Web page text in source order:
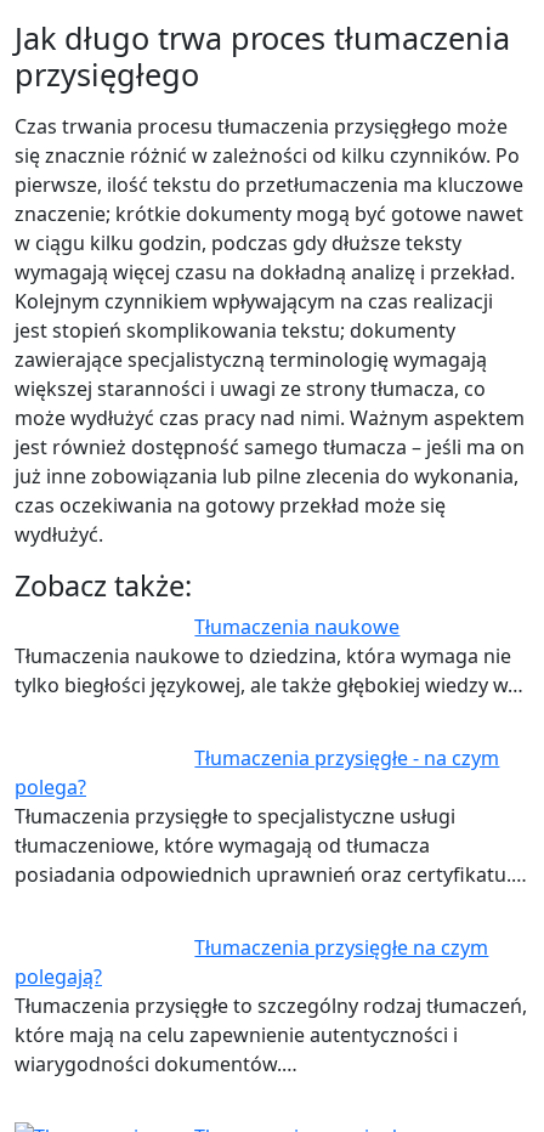
Jak długo trwa proces tłumaczenia
przysięgłego
Czas trwania procesu tłumaczenia przysięgłego może
się znacznie różnić w zależności od kilku czynników. Po
pierwsze, ilość tekstu do przetłumaczenia ma kluczowe
znaczenie; krótkie dokumenty mogą być gotowe nawet
w ciągu kilku godzin, podczas gdy dłuższe teksty
wymagają więcej czasu na dokładną analizę i przekład.
Kolejnym czynnikiem wpływającym na czas realizacji
jest stopień skomplikowania tekstu; dokumenty
zawierające specjalistyczną terminologię wymagają
większej staranności i uwagi ze strony tłumacza, co
może wydłużyć czas pracy nad nimi. Ważnym aspektem
jest również dostępność samego tłumacza – jeśli ma on
już inne zobowiązania lub pilne zlecenia do wykonania,
czas oczekiwania na gotowy przekład może się
wydłużyć.
Zobacz także:
Tłumaczenia naukowe
Tłumaczenia naukowe to dziedzina, która wymaga nie
tylko biegłości językowej, ale także głębokiej wiedzy w…
Tłumaczenia przysięgłe - na czym
polega?
Tłumaczenia przysięgłe to specjalistyczne usługi
tłumaczeniowe, które wymagają od tłumacza
posiadania odpowiednich uprawnień oraz certyfikatu.…
Tłumaczenia przysięgłe na czym
polegają?
Tłumaczenia przysięgłe to szczególny rodzaj tłumaczeń,
które mają na celu zapewnienie autentyczności i
wiarygodności dokumentów.…